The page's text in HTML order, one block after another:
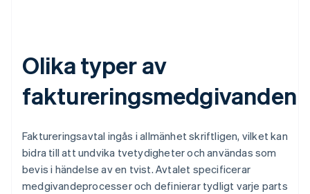
Olika typer av
faktureringsmedgivanden
Faktureringsavtal ingås i allmänhet skriftligen, vilket kan
bidra till att undvika tvetydigheter och användas som
bevis i händelse av en tvist. Avtalet specificerar
medgivandeprocesser och definierar tydligt varje parts